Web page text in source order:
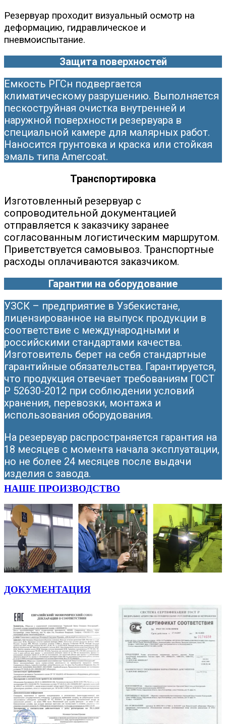
Резервуар проходит визуальный осмотр на
деформацию, гидравлическое и
пневмоиспытание.
Защита поверхностей
Емкость РГСн подвергается
климатическому разрушению. Выполняется
пескоструйная очистка внутренней и
наружной поверхности резервуара в
специальной камере для малярных работ.
Наносится грунтовка и краска или стойкая
эмаль типа Amercoat.
Транспортировка
Изготовленный резервуар с
сопроводительной документацией
отправляется к заказчику заранее
согласованным логистическим маршрутом.
Приветствуется самовывоз. Транспортные
расходы оплачиваются заказчиком.
Гарантии на оборудование
УЗСК – предприятие в Узбекистане,
лицензированное на выпуск продукции в
соответствие с международными и
российскими стандартами качества.
Изготовитель берет на себя стандартные
гарантийные обязательства. Гарантируется,
что продукция отвечает требованиям ГОСТ
Р 52630-2012 при соблюдении условий
хранения, перевозки, монтажа и
использования оборудования.
На резервуар распространяется гарантия на
18 месяцев с момента начала эксплуатации,
но не более 24 месяцев после выдачи
изделия с завода.
НАШЕ ПРОИЗВОДСТВО
ДОКУМЕНТАЦИЯ